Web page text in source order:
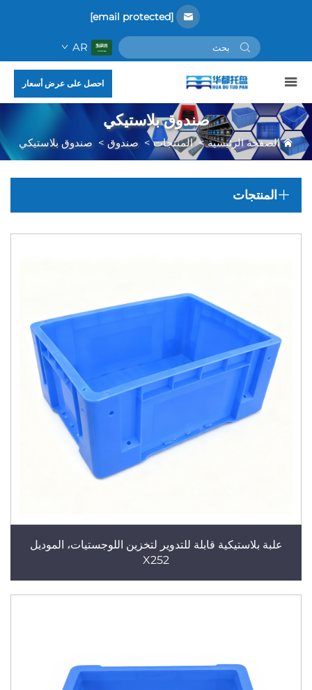
[email protected]
AR
احصل على عرض أسعار
صندوق بلاستيكي
الصفحة الرئيسية>المنتجات> صندوق > صندوق بلاستيكي
المنتجات
علبة بلاستيكية قابلة للتدوير لتخزين اللوجستيات، الموديل
X252